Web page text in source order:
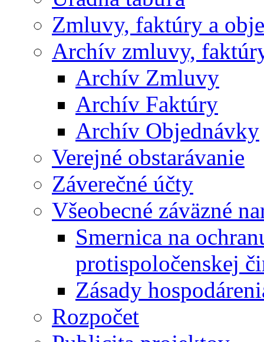
Zmluvy, faktúry a
Archív zmluvy,
Archív Zmluvy
Archív Faktúry
Archív Objednávky
Verejné obstarávanie
Záverečné účty
Všeobecné záväzné
Smernica na
protispoločenskej
Zásady
Rozpočet